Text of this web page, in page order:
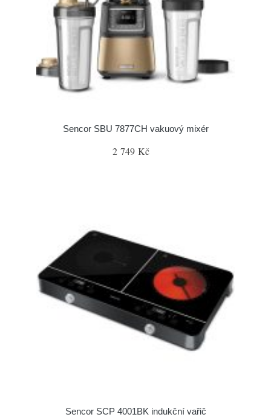
Sencor SBU 7877CH vakuový mixér
2 749 Kč
Sencor SCP 4001BK indukční vařič